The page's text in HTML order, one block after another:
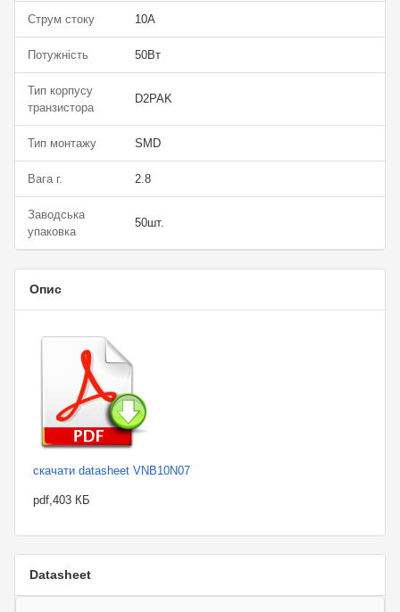
Струм стоку 10А
Потужність 50Вт
Тип корпусу
транзистора
D2PAK
Тип монтажу SMD
Вага г. 2.8
Заводська
упаковка
50шт.
Опис
скачати datasheet VNB10N07
pdf,403 КБ
Datasheet